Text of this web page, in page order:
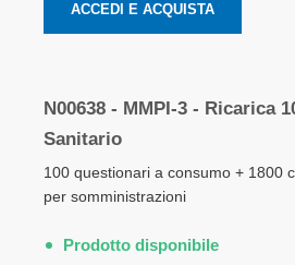
ACCEDI E ACQUISTA
N00638 - MMPI-3 - Ricarica
Sanitario
100 questionari a consumo + 1800
per somministrazioni
Prodotto disponibile